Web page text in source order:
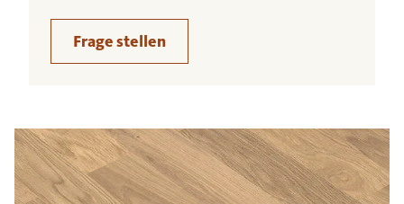
Frage stellen